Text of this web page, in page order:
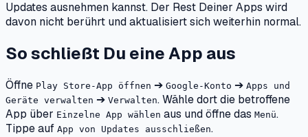
Updates ausnehmen kannst. Der Rest Deiner Apps wird
davon nicht berührt und aktualisiert sich weiterhin normal.
So schließt Du eine App aus
Öffne Play Store-App öffnen ➔ Google-Konto ➔ Apps und
Geräte verwalten ➔ Verwalten. Wähle dort die betroffene
App über Einzelne App wählen aus und öffne das Menü.
Tippe auf App von Updates ausschließen.